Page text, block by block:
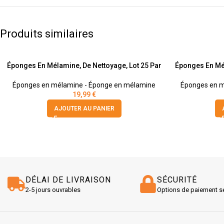
Produits similaires
Éponges En Mélamine, De Nettoyage, Lot 25 Par
Éponges en mélamine - Éponge en mélamine
19,99€
AJOUTER AU PANIER
Éponges En
Éponges en
DÉLAI DE LIVRAISON
2-5 jours ouvrables
SÉCURITÉ
Options de paiement